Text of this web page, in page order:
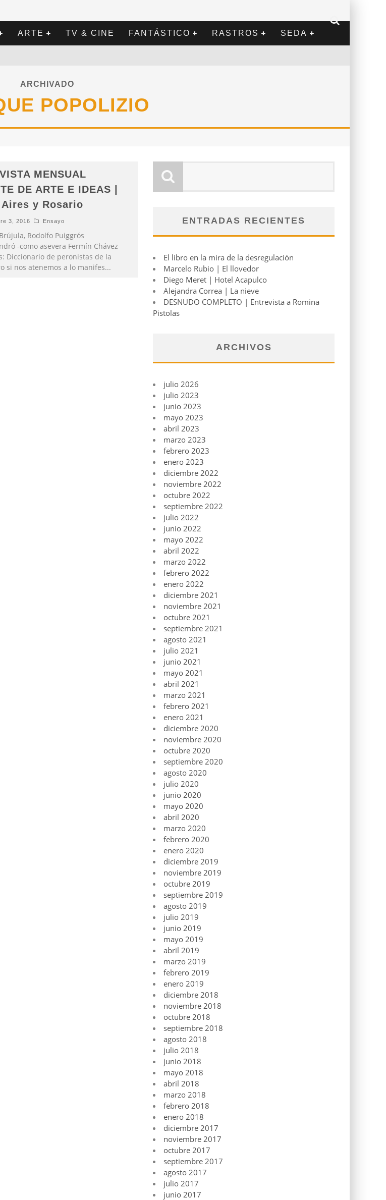
ARTE TV & CINE FANTÁSTICO RASTROS SEDA
ARCHIVADO
POPOLIZIO
MENSUAL
DE ARTE E IDEAS |
y Rosario
3, 2016 Ensayo
Rodolfo Puiggrós
-como asevera Fermín Chávez
Diccionario de peronistas de la
si nos atenemos a lo manifes...
ENTRADAS RECIENTES
El libro en la mira de la desregulación
Marcelo Rubio | El llovedor
Diego Meret | Hotel Acapulco
Alejandra Correa | La nieve
DESNUDO COMPLETO | Entrevista a Romina
Pistolas
ARCHIVOS
julio 2026
julio 2023
junio 2023
mayo 2023
abril 2023
marzo 2023
febrero 2023
enero 2023
diciembre 2022
noviembre 2022
octubre 2022
septiembre 2022
julio 2022
junio 2022
mayo 2022
abril 2022
marzo 2022
febrero 2022
enero 2022
diciembre 2021
noviembre 2021
octubre 2021
septiembre 2021
agosto 2021
julio 2021
junio 2021
mayo 2021
abril 2021
marzo 2021
febrero 2021
enero 2021
diciembre 2020
noviembre 2020
octubre 2020
septiembre 2020
agosto 2020
julio 2020
junio 2020
mayo 2020
abril 2020
marzo 2020
febrero 2020
enero 2020
diciembre 2019
noviembre 2019
octubre 2019
septiembre 2019
agosto 2019
julio 2019
junio 2019
mayo 2019
abril 2019
marzo 2019
febrero 2019
enero 2019
diciembre 2018
noviembre 2018
octubre 2018
septiembre 2018
agosto 2018
julio 2018
junio 2018
mayo 2018
abril 2018
marzo 2018
febrero 2018
enero 2018
diciembre 2017
noviembre 2017
octubre 2017
septiembre 2017
agosto 2017
julio 2017
junio 2017